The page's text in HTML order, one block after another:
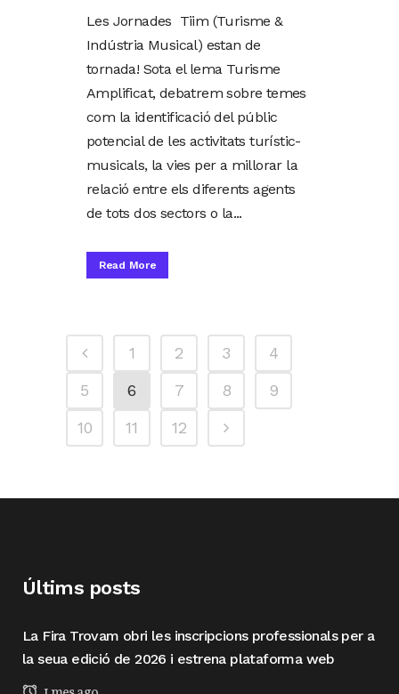
Les Jornades Tiim (Turisme &
Indústria Musical) estan de
tornada! Sota el lema Turisme
Amplificat, debatrem sobre temes
com la identificació del públic
potencial de les activitats turístic-
musicals, la vies per a millorar la
relació entre els diferents agents
de tots dos sectors o la...
Read More
1 2 3
4
5
6 7 8
9
10
11 12
Últims posts
La Fira Trovam obri les inscripcions professionals per a
la seua edició de 2026 i estrena plataforma web